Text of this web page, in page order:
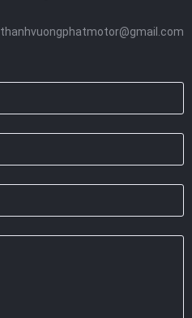
thanhvuongphatmotor@gmail.com